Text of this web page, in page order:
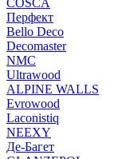
COSCA
Перфект
Bello Deco
Decomaster
NMС
Ultrawood
ALPINE WALLS
Evrowood
Laconistiq
NEEXY
Де-Багет